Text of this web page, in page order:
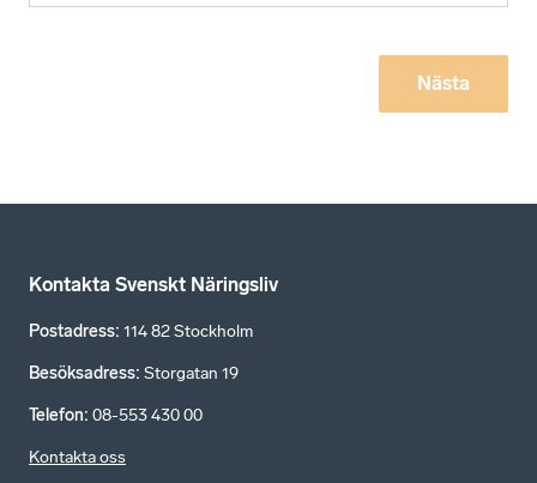
Nästa
Kontakta Svenskt Näringsliv
Postadress: 114 82 Stockholm
Besöksadress: Storgatan 19
Telefon: 08-553 430 00
Kontakta oss